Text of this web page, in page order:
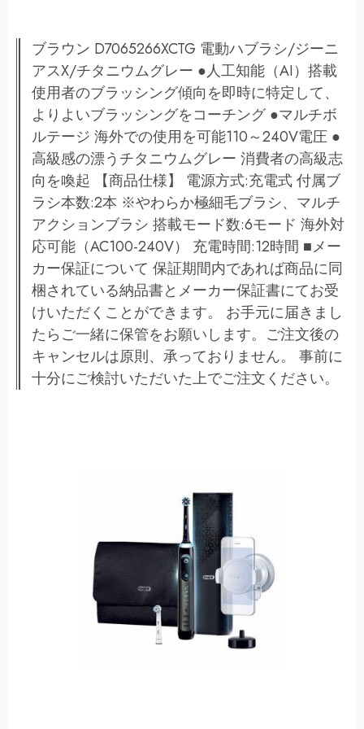
ブラウン D7065266XCTG 電動ハブラシ/ジーニ
アスX/チタニウムグレー ●人工知能（AI）搭載
使用者のブラッシング傾向を即時に特定して、
よりよいブラッシングをコーチング ●マルチボ
ルテージ 海外での使用を可能110～240V電圧 ●
高級感の漂うチタニウムグレー 消費者の高級志
向を喚起 【商品仕様】 電源方式:充電式 付属ブ
ラシ本数:2本 ※やわらか極細毛ブラシ、マルチ
アクションブラシ 搭載モード数:6モード 海外対
応可能（AC100-240V） 充電時間:12時間 ■メー
カー保証について 保証期間内であれば商品に同
梱されている納品書とメーカー保証書にてお受
けいただくことができます。 お手元に届きまし
たらご一緒に保管をお願いします。ご注文後の
キャンセルは原則、承っておりません。 事前に
十分にご検討いただいた上でご注文ください。